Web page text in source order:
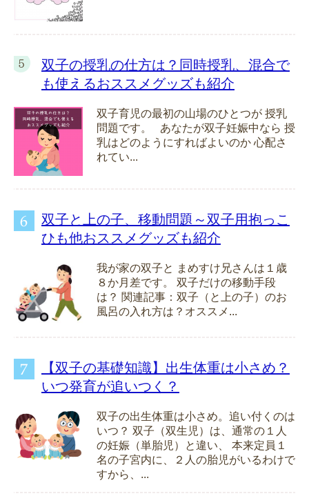
双子の授乳の仕方は？同時授乳、混合で
も使えるおススメグッズも紹介
双子育児の最初の山場のひとつが 授乳
問題です。 あなたが双子妊娠中なら 授
乳はどのようにすればよいのか 心配さ
れてい...
双子と上の子、移動問題～双子用抱っこ
ひも他おススメグッズも紹介
我が家の双子と まめすけ兄さんは１歳
８か月差です。 双子だけの移動手段
は？ 関連記事：双子（と上の子）のお
風呂の入れ方は？オススメ...
【双子の基礎知識】出生体重は小さめ？
いつ発育が追いつく？
双子の出生体重は小さめ。追い付くのは
いつ？ 双子（双生児）は、通常の１人
の妊娠（単胎児）と違い、 本来定員１
名の子宮内に、２人の胎児がいるわけで
すから、...